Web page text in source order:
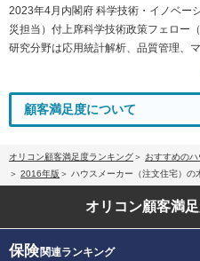
2023年4月内閣府 科学技術・イノベー
災担当）付上席科学技術政策フェロー（
研究分野は応用統計解析、品質管理、マ
顧客満足度について
オリコン顧客満足度ランキング
おすすめの
2016年版
ハウスメーカー（注文住宅）の
オリコン顧客満
保険関連ランキング